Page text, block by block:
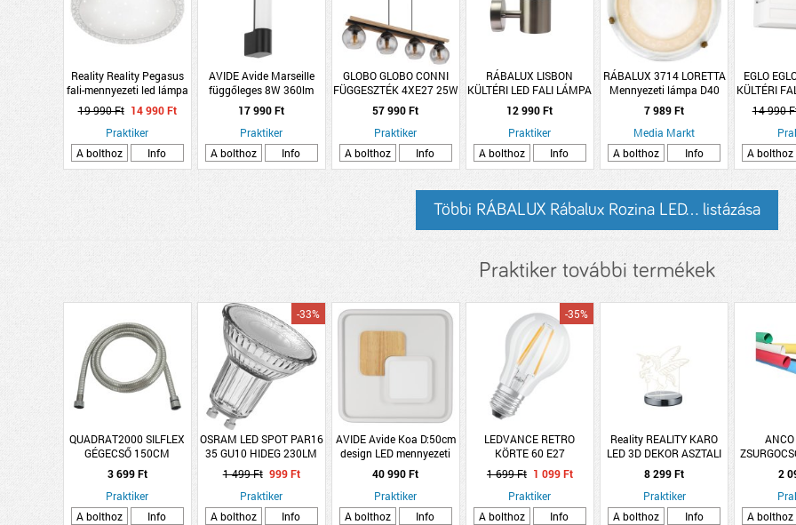
Reality Reality Pegasus
fali-mennyezeti led lámpa
24W fehér
19 990 Ft 14 990 Ft
Praktiker
A bolthoz
Info
AVIDE Avide Marseille
függőleges 8W 360lm
fekete LED kültéri fali
lámpa
17 990 Ft
Praktiker
A bolthoz
Info
GLOBO GLOBO CONNI
FÜGGESZTÉK 4XE27 25W
IP20 ÁLLÍTHATÓ
MAGASSÁG
85X15X120CM FA-ÜVEG
FÜSTSZÍN
57 990 Ft
Praktiker
A bolthoz
Info
RÁBALUX LISBON
KÜLTÉRI LED FALI LÁMPA
7W, 560LM, IP54, 4000K,
ROZSDAMENTES ACÉL,
14,5X14,5X7,5CM
12 990 Ft
Praktiker
A bolthoz
Info
RÁBALUX 3714 LORETTA
Mennyezeti lámpa D40
E27 1X60W, bronz
7 989 Ft
Media Markt
A bolthoz
Info
EGLO
KÜLTÉRI
MAX.40W
14 990
A bolthoz
Többi RÁBALUX Rábalux Rozina LED... listázása
Praktiker további termékek
QUADRAT2000 SILFLEX
GÉGECSŐ 150CM
3 699 Ft
Praktiker
A bolthoz
Info
OSRAM LED SPOT PAR16
35 GU10 HIDEG 230LM
2,6W
-33%
1 499 Ft 999 Ft
Praktiker
A bolthoz
Info
AVIDE Avide Koa D:50cm
design LED mennyezeti
lámpa RF távirányítóval
40 990 Ft
Praktiker
A bolthoz
Info
LEDVANCE RETRO
KÖRTE 60 E27
ÁTL.MELEG 806LM 6W
-35%
1 699 Ft 1 099 Ft
Praktiker
A bolthoz
Info
Reality REALITY KARO
LED 3D DEKOR ASZTALI
LÁMPA 7W 400LM 3000-
5000K IP20
DIMMELHETŐ 17,5CM
UNIKORNIS
8 299 Ft
Praktiker
A bolthoz
Info
2
A bolthoz